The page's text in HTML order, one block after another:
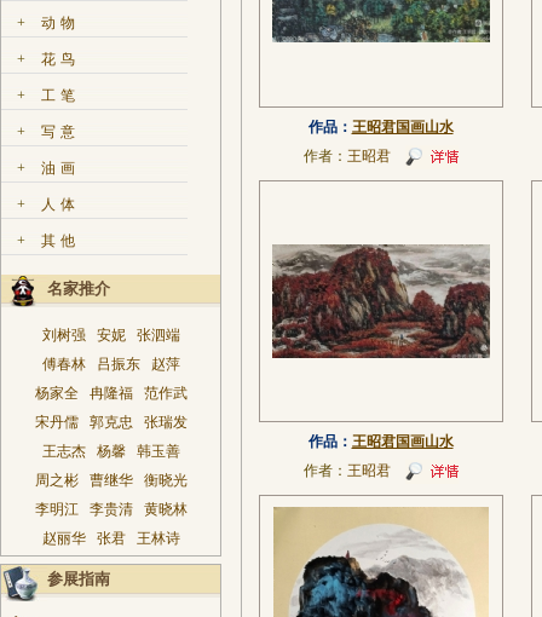
+ 动物
+ 花鸟
+ 工笔
+ 写意
+ 油画
+ 人体
+ 其他
名家推介
刘树强 安妮
张泗端
傅春林
吕振东
赵萍
杨家全
冉隆福
范作武
宋丹儒
郭克忠
张瑞发
王志杰
杨馨
韩玉善
周之彬
曹继华
衡晓光
李明江
李贵清
黄晓林
赵丽华
张君 王林诗
参展指南
作品： 王昭君国画山水
作者： 王昭君
作品： 王昭君国画山水
作者： 王昭君